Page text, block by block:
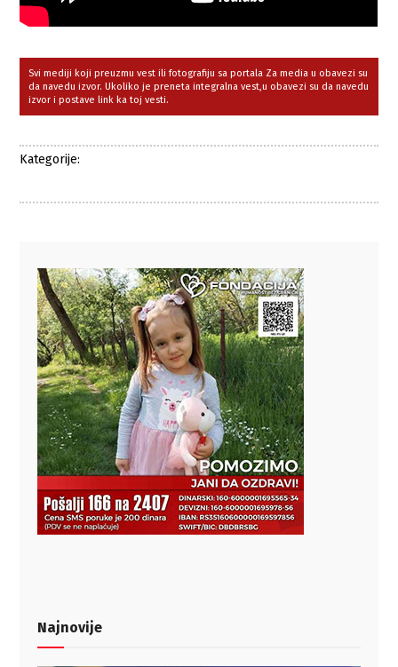
Svi mediji koji preuzmu vest ili fotografiju sa portala Za media u obavezi su
da navedu izvor. Ukoliko je preneta integralna vest,u obavezi su da navedu
izvor i postave link ka toj vesti.
Kategorije:
Najnovije